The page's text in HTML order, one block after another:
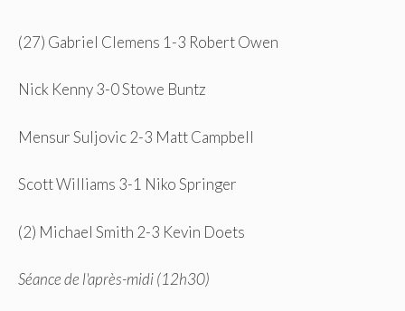
(27) Gabriel Clemens 1-3 Robert Owen
Nick Kenny 3-0 Stowe Buntz
Mensur Suljovic 2-3 Matt Campbell
Scott Williams 3-1 Niko Springer
(2) Michael Smith 2-3 Kevin Doets
Séance de l'après-midi (12h30)